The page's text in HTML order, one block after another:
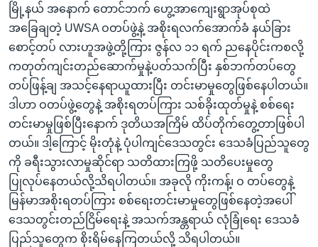
မြို့နယ် အနောက် တောင်ဘက် ဟွေ့အာကျေးရွာအုပ်စုထဲ
အခြေချတဲ့ UWSA ဝတပ်ဖွဲ့နဲ့ အစိုးရလက်အောက်ခံ နယ်ခြား
စောင့်တပ် လားဟူအဖွဲ့တို့ကြား ဇွန်လ ၁၁ ရက် ညနေပိုင်းကစလို့
ကတုတ်ကျင်းတည်ဆောက်မှုနဲ့ပတ်သက်ပြီး နှစ်ဘက်တပ်တွေ
တပ်ဖြန့်ချ အသင့်နေရာယူထားပြီး တင်းမာမှုတွေဖြစ်နေပါတယ်။
ဒါဟာ ဝတပ်ဖွဲ့တွေနဲ့ အစိုးရတပ်ကြား သစ်ခိုးထုတ်မှုနဲ့ စစ်ရေး
တင်းမာမှုဖြစ်ပြီးနောက် ဒုတိယအကြိမ် ထိပ်တိုက်တွေ့တာဖြစ်ပါ
တယ်။ ဒါ့ကြောင့် မိုးတုံနဲ့ ပုံပါကျင်ဒေသတွင်း ဒေသခံပြည်သူတွေ
ကို ခရီးသွားလာမှုဆိုင်ရာ သတိထားကြဖို့ သတိပေးမှုတွေ
ပြုလုပ်နေတယ်လို့သိရပါတယ်။ အခုလို ကိုးကန့်၊ ဝ တပ်တွေနဲ့
မြန်မာအစိုးရတပ်ကြား စစ်ရေးတင်းမာမှုတွေဖြစ်နေတဲ့အပေါ်
ဒေသတွင်းတည်ငြိမ်ရေးနဲ့ အသက်အန္တရာယ် လုံခြုံရေး ဒေသခံ
ပြည်သူတွေက စိုးရိမ်နေကြတယ်လို့ သိရပါတယ်။